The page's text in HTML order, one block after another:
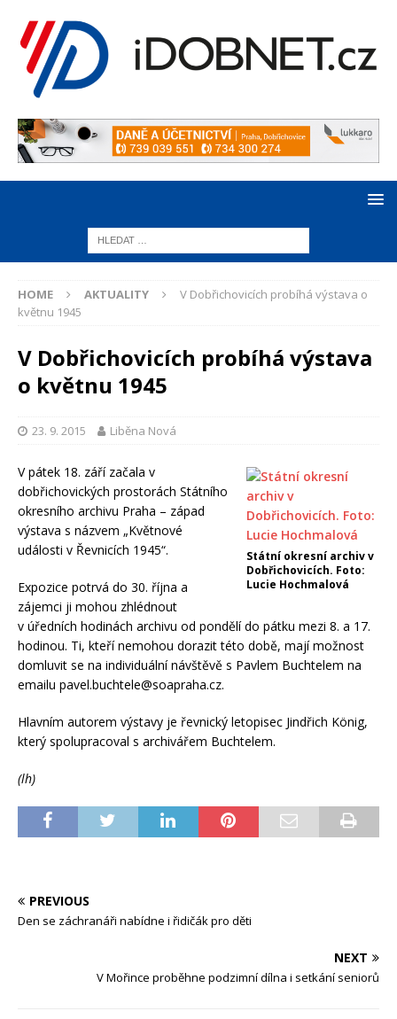
HOME AKTUALITY
V Dobřichovicích probíhá výstava o
květnu 1945
V Dobřichovicích probíhá výstava
o květnu 1945
23. 9. 2015 Liběna Nová
Státní okresní archiv v
Dobřichovicích. Foto:
Lucie Hochmalová
V pátek 18. září začala v
dobřichovických prostorách Státního
okresního archivu Praha – západ
výstava s názvem „Květnové
události v Řevnicích 1945“.
Expozice potrvá do 30. října a
zájemci ji mohou zhlédnout
v úředních hodinách archivu od pondělí do pátku mezi 8. a 17.
hodinou. Ti, kteří nemohou dorazit této době, mají možnost
domluvit se na individuální návštěvě s Pavlem Buchtelem na
emailu pavel.buchtele@soapraha.cz.
Hlavním autorem výstavy je řevnický letopisec Jindřich König,
který spolupracoval s archivářem Buchtelem.
(lh)
PREVIOUS
Den se záchranáři nabídne i řidičák pro děti
NEXT
V Mořince proběhne podzimní dílna i setkání seniorů